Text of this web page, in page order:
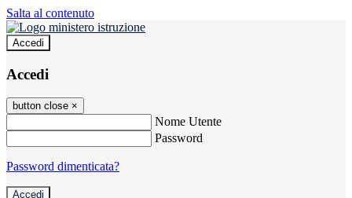
Salta al contenuto
Accedi
Accedi
button close ×
Nome Utente
Password
Password dimenticata?